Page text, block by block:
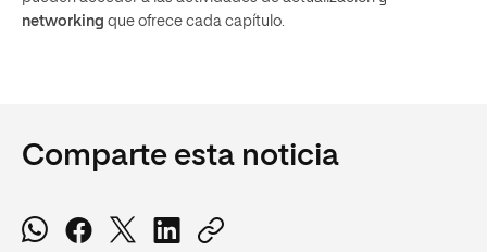
networking que ofrece cada capítulo.
Comparte esta noticia